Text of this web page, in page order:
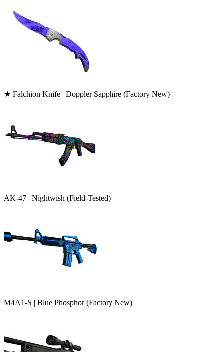
★ Falchion Knife | Doppler Sapphire (Factory New)
AK-47 | Nightwish (Field-Tested)
M4A1-S | Blue Phosphor (Factory New)